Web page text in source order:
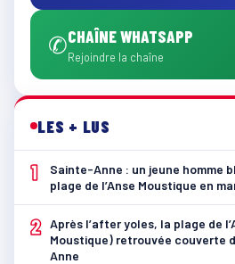
✆CHAÎNE WHATSAPP
Rejoindre la chaîne
LES + LUS
1
Sainte-Anne : un jeune homme
plage de l’Anse Moustique en
2 Après l’after yoles, la plage de
Moustique) retrouvée couverte
Anne